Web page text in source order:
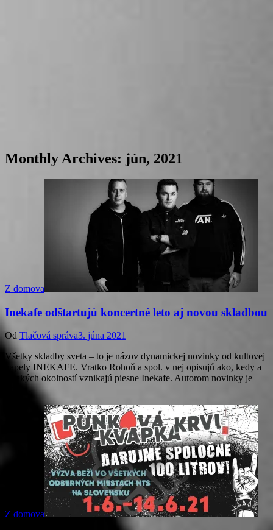
Monthly Archives: jún, 2021
Z domova
Inekafe odštartujú koncertné leto aj novou skladbou
Od Tlačová správa3. júna 2021
Všetky skladby sveta – to je názov dynamickej novinky od kultovej
kapely INEKAFE. Vratko Rohoň a spol. v nej opisujú ako, kedy a
za akých okolností vznikajú piesne Inekafe. Autorom novinky je
líder…
Z domova